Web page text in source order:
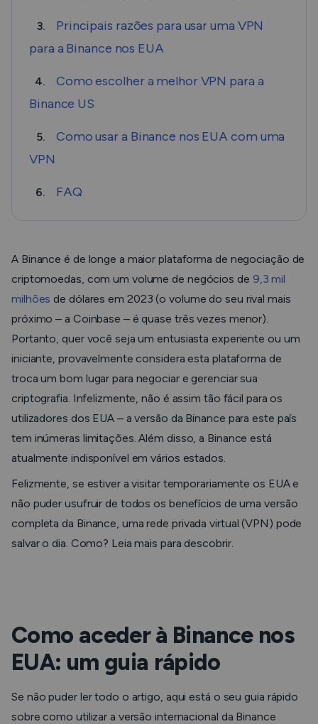
3.
Principais razões para usar uma VPN
para a Binance nos EUA
4.
Como escolher a melhor VPN para a
Binance US
5.
Como usar a Binance nos EUA com uma
VPN
6. FAQ
A Binance é de longe a maior plataforma de negociação de
criptomoedas, com um volume de negócios de 9,3 mil
milhões de dólares em 2023 (o volume do seu rival mais
próximo – a Coinbase – é quase três vezes menor).
Portanto, quer você seja um entusiasta experiente ou um
iniciante, provavelmente considera esta plataforma de
troca um bom lugar para negociar e gerenciar sua
criptografia. Infelizmente, não é assim tão fácil para os
utilizadores dos EUA – a versão da Binance para este país
tem inúmeras limitações. Além disso, a Binance está
atualmente indisponível em vários estados.
Felizmente, se estiver a visitar temporariamente os EUA e
não puder usufruir de todos os benefícios de uma versão
completa da Binance, uma rede privada virtual (VPN) pode
salvar o dia. Como? Leia mais para descobrir.
Como aceder à Binance nos
EUA: um guia rápido
Se não puder ler todo o artigo, aqui está o seu guia rápido
sobre como utilizar a versão internacional da Binance